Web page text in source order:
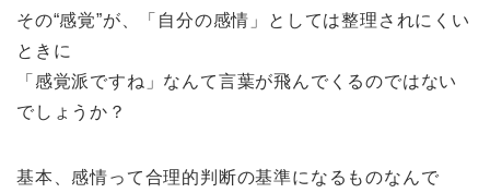
その“感覚”が、「自分の感情」としては整理されにくい
ときに
「感覚派ですね」なんて言葉が飛んでくるのではない
でしょうか？
基本、感情って合理的判断の基準になるものなんで